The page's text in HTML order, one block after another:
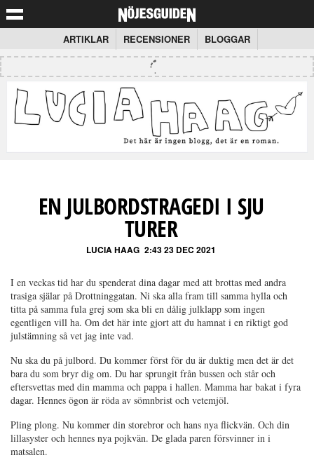
ARTIKLAR RECENSIONER BLOGGAR
EN JULBORDSTRAGEDI I SJU
TURER
LUCIA HAAG 2:43 23 DEC 2021
I en veckas tid har du spenderat dina dagar med att brottas med andra
trasiga själar på Drottninggatan. Ni ska alla fram till samma hylla och
titta på samma fula grej som ska bli en dålig julklapp som ingen
egentligen vill ha. Om det här inte gjort att du hamnat i en riktigt god
julstämning så vet jag inte vad.
Nu ska du på julbord. Du kommer först för du är duktig men det är det
bara du som bryr dig om. Du har sprungit från bussen och står och
eftersvettas med din mamma och pappa i hallen. Mamma har bakat i fyra
dagar. Hennes ögon är röda av sömnbrist och vetemjöl.
Pling plong. Nu kommer din storebror och hans nya flickvän. Och din
lillasyster och hennes nya pojkvän. De glada paren försvinner in i
matsalen.